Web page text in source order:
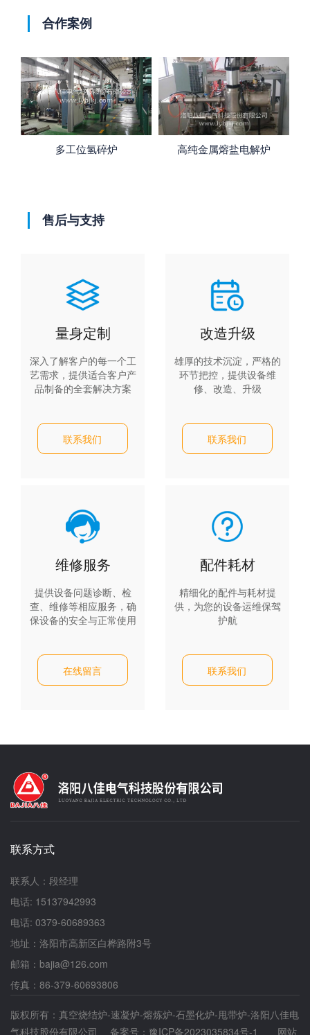
合作案例
高纯金属熔盐电解炉 高真空热处理炉
售后与支持
量身定制
深入了解客户的每一个工
艺需求，提供适合客户产
品制备的全套解决方案
联系我们
改造升级
雄厚的技术沉淀，严格的
环节把控，提供设备维
修、改造、升级
联系我们
维修服务
提供设备问题诊断、检
查、维修等相应服务，确
保设备的安全与正常使用
在线留言
配件耗材
精细化的配件与耗材提
供，为您的设备运维保驾
护航
联系我们
联系方式
联系人：段经理
电话: 15137942993
电话: 0379-60689363
地址：洛阳市高新区白桦路附3号
邮箱：bajia@126.com
传真：86-379-60693806
版权所有：真空烧结炉-速凝炉-熔炼炉-石墨化炉-甩带炉-洛阳八佳电
气科技股份有限公司 备案号： 豫ICP备2023035834号-1 网站